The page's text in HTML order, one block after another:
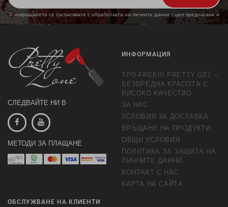
С изпращането се съгласявате с обработката на личните данни с цел предлагане и
обработка на маркетингови предложения. Повече информация
СЛЕДВАЙТЕ НИ В
МЕТОДИ ЗА ПЛАЩАНЕ
ИНФОРМАЦИЯ
TPO-FREE!!! PRETTY GEL –
БЕЗВРЕДНА КРАСОТА С
ВИСОКО КАЧЕСТВО
ЗА НАС
УСЛОВИЯ ЗА ДОСТАВКА
ВРЪЩАНЕ НА ПРОДУКТИ
ОБЩИ УСЛОВИЯ
ПОЛИТИКА ЗА ЗАЩИТА НА
ЛИЧНИТЕ ДАННИ
КОНТАКТ С НАС
КАРТА НА САЙТА
ОБСЛУЖВАНЕ НА КЛИЕНТИ